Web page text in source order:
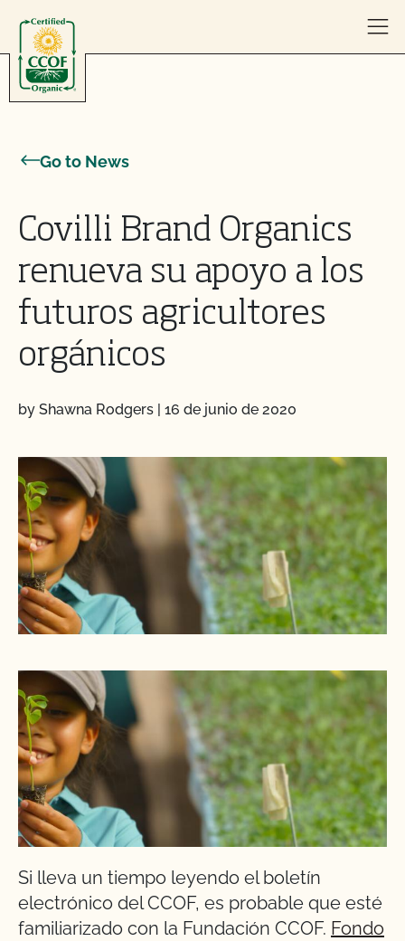
Go to News
Covilli Brand Organics
renueva su apoyo a los
futuros agricultores
orgánicos
by Shawna Rodgers | 16 de junio de 2020
Si lleva un tiempo leyendo el boletín
electrónico del CCOF, es probable que esté
familiarizado con la Fundación CCOF. Fondo